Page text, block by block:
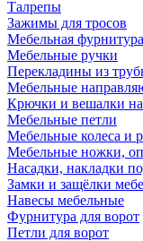
Талрепы
Зажимы для тросов
Мебельная фурнитура
Мебельные ручки
Перекладины из
Мебельные
Крючки и вешалки
Мебельные петли
Мебельные колеса и
Мебельные ножки,
Насадки, накладки
Замки и защёлки
Навесы мебельные
Фурнитура для ворот
Петли для ворот